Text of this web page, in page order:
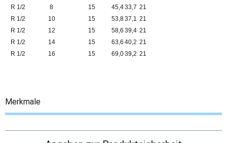
R 1/2
8 15 45,433,7 21
R 1/2
10 15 53,837,1 21
R 1/2
12 15 58,6 39,4 21
R 1/2
14 15 63,6 40,2 21
R 1/2
16 15 69,039,2 21
Merkmale